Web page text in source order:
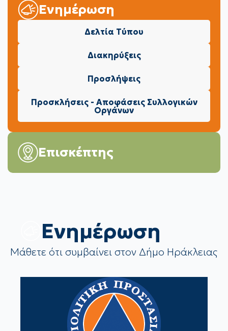
Ενημέρωση
Δελτία Τύπου
Διακηρύξεις
Προσλήψεις
Προσκλήσεις - Αποφάσεις Συλλογικών
Οργάνων
Επισκέπτης
Eνημέρωση
Μάθετε ότι συμβαίνει στον Δήμο Ηράκλειας